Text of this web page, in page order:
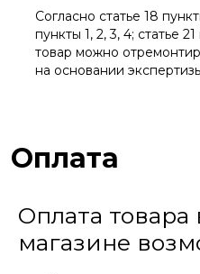
Согласно статье 18
пункты 1, 2, 3, 4; статье
товар можно
на основании
Оплата
Оплата
магазине